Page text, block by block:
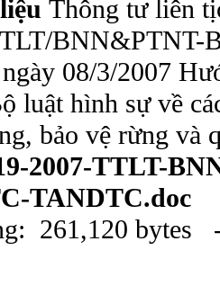
Thông tư liên
08/3/2007
luật hình sự về
bảo vệ rừng và
2007-TTLT-
TANDTC.doc
261,120